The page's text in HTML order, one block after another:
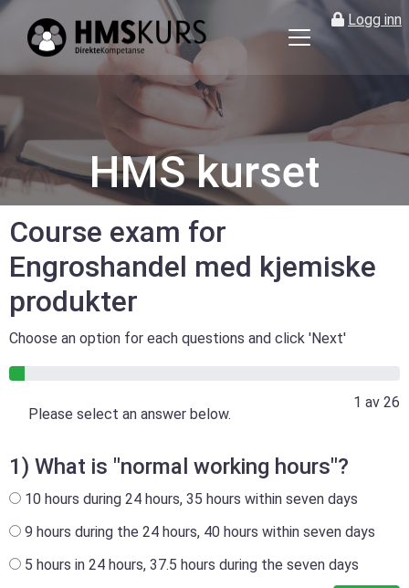
Logg inn
på
nett
for
ledere
og
verneombud
HMS kurset
Course exam for
Engroshandel med kjemiske
produkter
Choose an option for each questions and click 'Next'
4% gjennomført
1 av 26
Please select an answer below.
1) What is "normal working hours"?
10 hours during 24 hours, 35 hours within seven days
9 hours during the 24 hours, 40 hours within seven days
5 hours in 24 hours, 37.5 hours during the seven days